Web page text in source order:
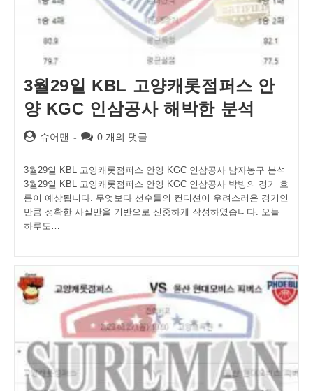
3월29일 KBL 고양캐롯점퍼스 안
양 KGC 인삼공사 해박한 분석
Post슈어맨
Post0 개의 댓글
3월29일 KBL 고양캐롯점퍼스 안양 KGC 인삼공사 남자농구 분석
3월29일 KBL 고양캐롯점퍼스 안양 KGC 인삼공사 박빙의 경기 흐
름이 예상됩니다. 무엇보다 선수들의 컨디션이 우려스러운 경기인
만큼 정확한 사실만을 기반으로 신중하게 작성하였습니다. 오늘
하루도…